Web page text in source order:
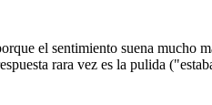
el sentimiento suena mucho
rara vez es la pulida